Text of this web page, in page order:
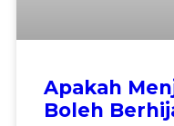
Apakah
Boleh